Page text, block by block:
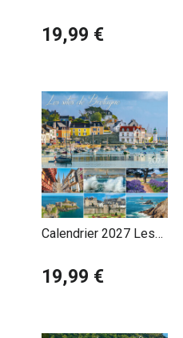
Landaise
19,99 €
Calendrier 2027 Les
Bretagne
19,99 €